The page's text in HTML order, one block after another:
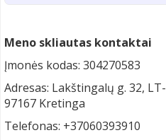
Meno skliautas kontaktai
Įmonės kodas: 304270583
Adresas: Lakštingalų g. 32, LT-
97167 Kretinga
Telefonas: +37060393910